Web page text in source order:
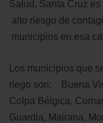
Salud, Santa Cruz
alto riesgo de
municipios en esa
Los municipios que
riego son: Buena
Colpa Bélgica,
Guardia, Mairana,